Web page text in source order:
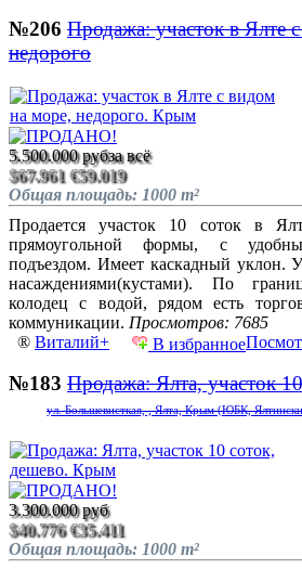
№206 Продажа: участок в Ялте
недорого
5.500.000 рубза всё
$67.961 €59.019
Общая площадь: 1000 m²
Продается участок 10 соток в
прямоугольной формы, с
подъездом. Имеет каскадный уклон.
насаждениями(кустами). По
колодец с водой, рядом есть
коммуникации. Просмотров: 7685
® Виталий+ В избранное
№183 Продажа: Ялта, участок
ул. Большевисткая, , Ялта, Крым (ЮБК,
3.300.000 руб
$40.776 €35.411
Общая площадь: 1000 m²